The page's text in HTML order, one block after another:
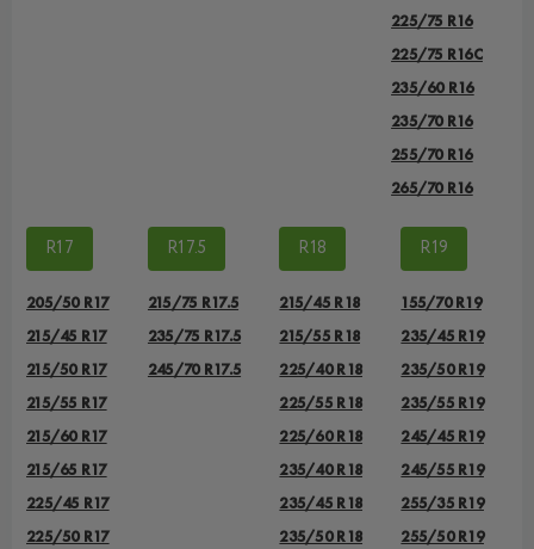
225/75 R16
225/75 R16С
235/60 R16
235/70 R16
255/70 R16
265/70 R16
R17
205/50 R17
215/45 R17
215/50 R17
215/55 R17
215/60 R17
215/65 R17
225/45 R17
225/50 R17
R17.5
215/75 R17.5
235/75 R17.5
245/70 R17.5
R18
215/45 R18
215/55 R18
225/40 R18
225/55 R18
225/60 R18
235/40 R18
235/45 R18
235/50 R18
R19
155/70 R19
235/45 R19
235/50 R19
235/55 R19
245/45 R19
245/55 R19
255/35 R19
255/50 R19